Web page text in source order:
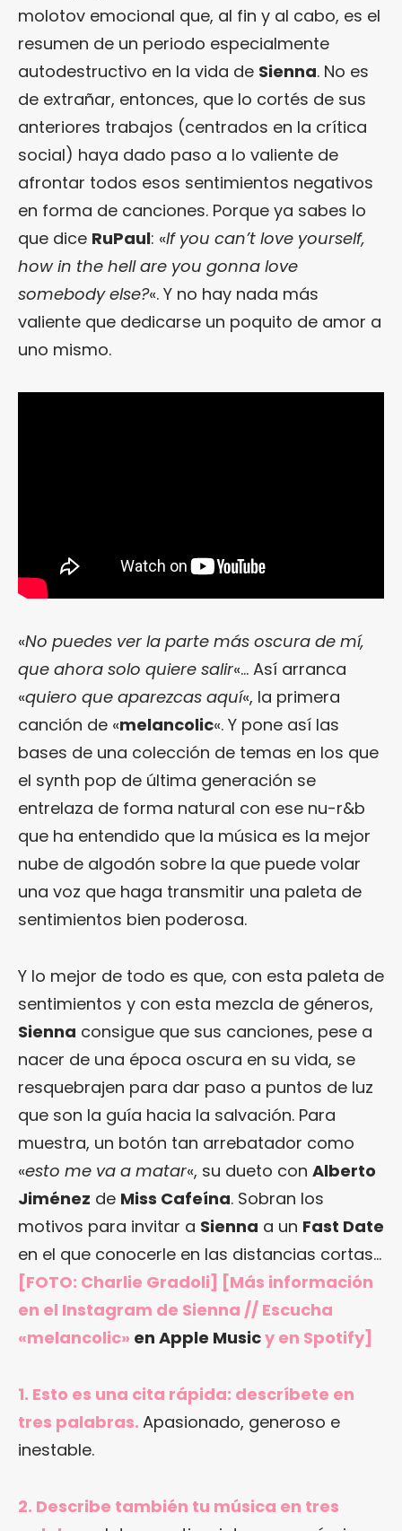
molotov emocional que, al fin y al cabo, es el
resumen de un periodo especialmente
autodestructivo en la vida de Sienna. No es
de extrañar, entonces, que lo cortés de sus
anteriores trabajos (centrados en la crítica
social) haya dado paso a lo valiente de
afrontar todos esos sentimientos negativos
en forma de canciones. Porque ya sabes lo
que dice RuPaul: «If you can’t love yourself,
how in the hell are you gonna love
somebody else?«. Y no hay nada más
valiente que dedicarse un poquito de amor a
uno mismo.
«No puedes ver la parte más oscura de mí,
que ahora solo quiere salir«… Así arranca
«quiero que aparezcas aquí«, la primera
canción de «melancolic«. Y pone así las
bases de una colección de temas en los que
el synth pop de última generación se
entrelaza de forma natural con ese nu-r&b
que ha entendido que la música es la mejor
nube de algodón sobre la que puede volar
una voz que haga transmitir una paleta de
sentimientos bien poderosa.
Y lo mejor de todo es que, con esta paleta de
sentimientos y con esta mezcla de géneros,
Sienna consigue que sus canciones, pese a
nacer de una época oscura en su vida, se
resquebrajen para dar paso a puntos de luz
que son la guía hacia la salvación. Para
muestra, un botón tan arrebatador como
«esto me va a matar«, su dueto con Alberto
Jiménez de Miss Cafeína. Sobran los
motivos para invitar a Sienna a un Fast Date
en el que conocerle en las distancias cortas…
[FOTO: Charlie Gradoli] [Más información
en el Instagram de Sienna // Escucha
«melancolic» en Apple Musicy en Spotify]
1. Esto es una cita rápida: descríbete en
tres palabras. Apasionado, generoso e
inestable.
2. Describe también tu música en tres